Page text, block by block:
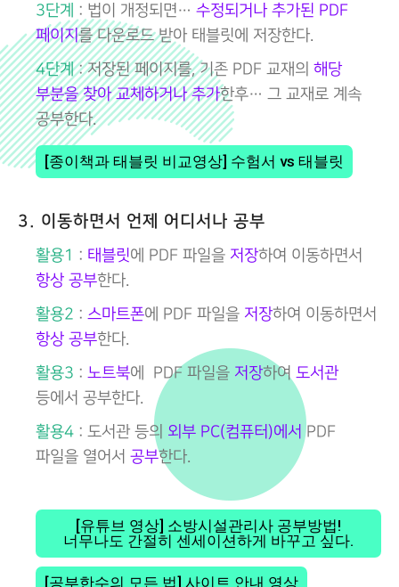
3단계
: 법이 개정되면… 수정되거나 추가된 PDF
페이지를 다운로드 받아 태블릿에 저장한다.
4단계: 저장된 페이지를, 기존 PDF 교재의 해당
부분을 찾아 교체하거나 추가한후… 그 교재로 계속
공부한다.
[종이책과 태블릿 비교영상] 수험서 vs 태블릿
3. 이동하면서 언제 어디서나 공부
활용1 : 태블릿에 PDF 파일을 저장하여 이동하면서
항상 공부한다.
활용2 : 스마트폰에 PDF 파일을 저장하여 이동하면서
항상 공부한다.
활용3 : 노트북에 PDF 파일을 저장하여 도서관
등에서 공부한다.
활용4 : 도서관 등의 외부 PC(컴퓨터)에서 PDF
파일을 열어서 공부한다.
[유튜브 영상] 소방시설관리사 공부방법!
너무나도 간절히 센세이션하게 바꾸고 싶다.
[공부한수의 모든 법] 사이트 안내 영상